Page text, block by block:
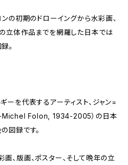
ンの初期のドローイングから水彩画、
の立体作品までを網羅した日本では
。
ーを代表するアーティスト、ジャン=
Michel Folon, 1934-2005）の日本
図録です。
、版画、ポスター、そして晩年の立